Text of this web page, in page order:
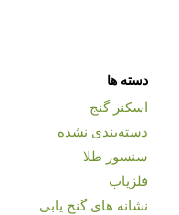
دسته ها
اسکنر گنج
دسته‌بندی نشده
سنسور طلا
فلزیاب
نشانه های گنج یابی